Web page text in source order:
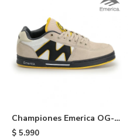
Championes Emerica OG-1
- 264
$ 5.990